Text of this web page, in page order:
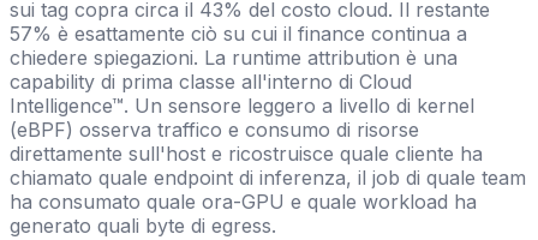
sui tag copra circa il 43% del costo cloud. Il restante
57% è esattamente ciò su cui il finance continua a
chiedere spiegazioni. La runtime attribution è una
capability di prima classe all'interno di Cloud
Intelligence™. Un sensore leggero a livello di kernel
(eBPF) osserva traffico e consumo di risorse
direttamente sull'host e ricostruisce quale cliente ha
chiamato quale endpoint di inferenza, il job di quale team
ha consumato quale ora-GPU e quale workload ha
generato quali byte di egress.